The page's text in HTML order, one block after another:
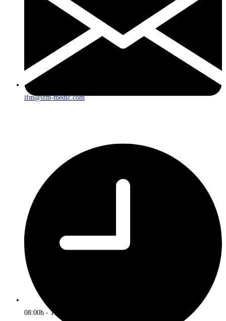
ifm@ifm-medic.com
08:00h - 16:00h